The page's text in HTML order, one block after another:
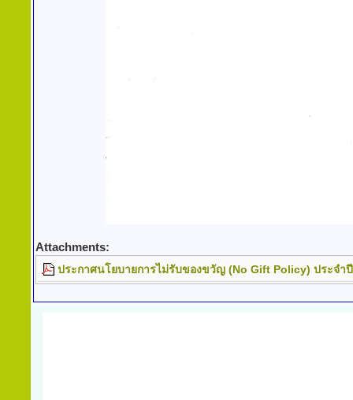
Attachments:
ประกาศนโยบายการไม่รับของขวัญ (No Gift Policy) ประจำ